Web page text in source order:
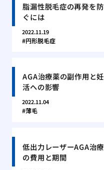
脂漏性脱毛症の再発を防
ぐには
2022.11.19
円形脱毛症
AGA治療薬の副作用と妊
活への影響
2022.11.04
薄毛
低出力レーザーAGA治療
の費用と期間